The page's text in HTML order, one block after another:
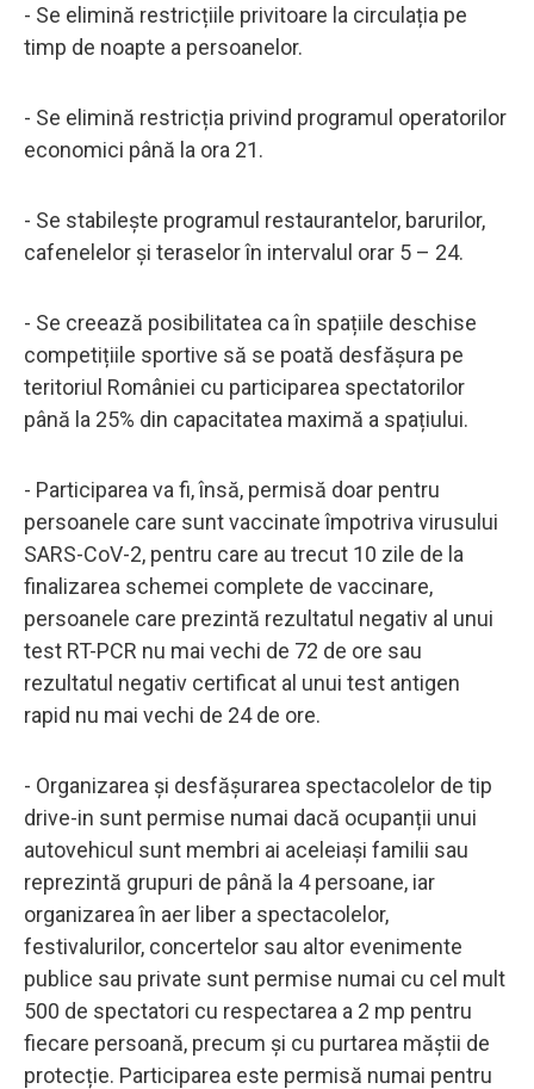
- Se elimină restricțiile privitoare la circulația pe
timp de noapte a persoanelor.
- Se elimină restricția privind programul operatorilor
economici până la ora 21.
- Se stabilește programul restaurantelor, barurilor,
cafenelelor și teraselor în intervalul orar 5 – 24.
- Se creează posibilitatea ca în spațiile deschise
competițiile sportive să se poată desfășura pe
teritoriul României cu participarea spectatorilor
până la 25% din capacitatea maximă a spațiului.
- Participarea va fi, însă, permisă doar pentru
persoanele care sunt vaccinate împotriva virusului
SARS-CoV-2, pentru care au trecut 10 zile de la
finalizarea schemei complete de vaccinare,
persoanele care prezintă rezultatul negativ al unui
test RT-PCR nu mai vechi de 72 de ore sau
rezultatul negativ certificat al unui test antigen
rapid nu mai vechi de 24 de ore.
- Organizarea și desfășurarea spectacolelor de tip
drive-in sunt permise numai dacă ocupanții unui
autovehicul sunt membri ai aceleiași familii sau
reprezintă grupuri de până la 4 persoane, iar
organizarea în aer liber a spectacolelor,
festivalurilor, concertelor sau altor evenimente
publice sau private sunt permise numai cu cel mult
500 de spectatori cu respectarea a 2 mp pentru
fiecare persoană, precum și cu purtarea măștii de
protecție. Participarea este permisă numai pentru